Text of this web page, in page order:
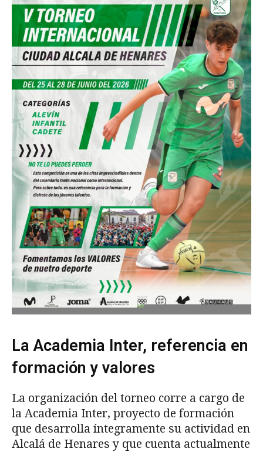
La Academia Inter, referencia en
formación y valores
La organización del torneo corre a cargo de
la Academia Inter, proyecto de formación
que desarrolla íntegramente su actividad en
Alcalá de Henares y que cuenta actualmente